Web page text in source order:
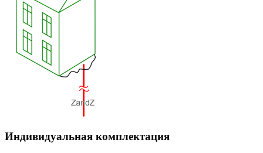
Индивидуальная комплектация